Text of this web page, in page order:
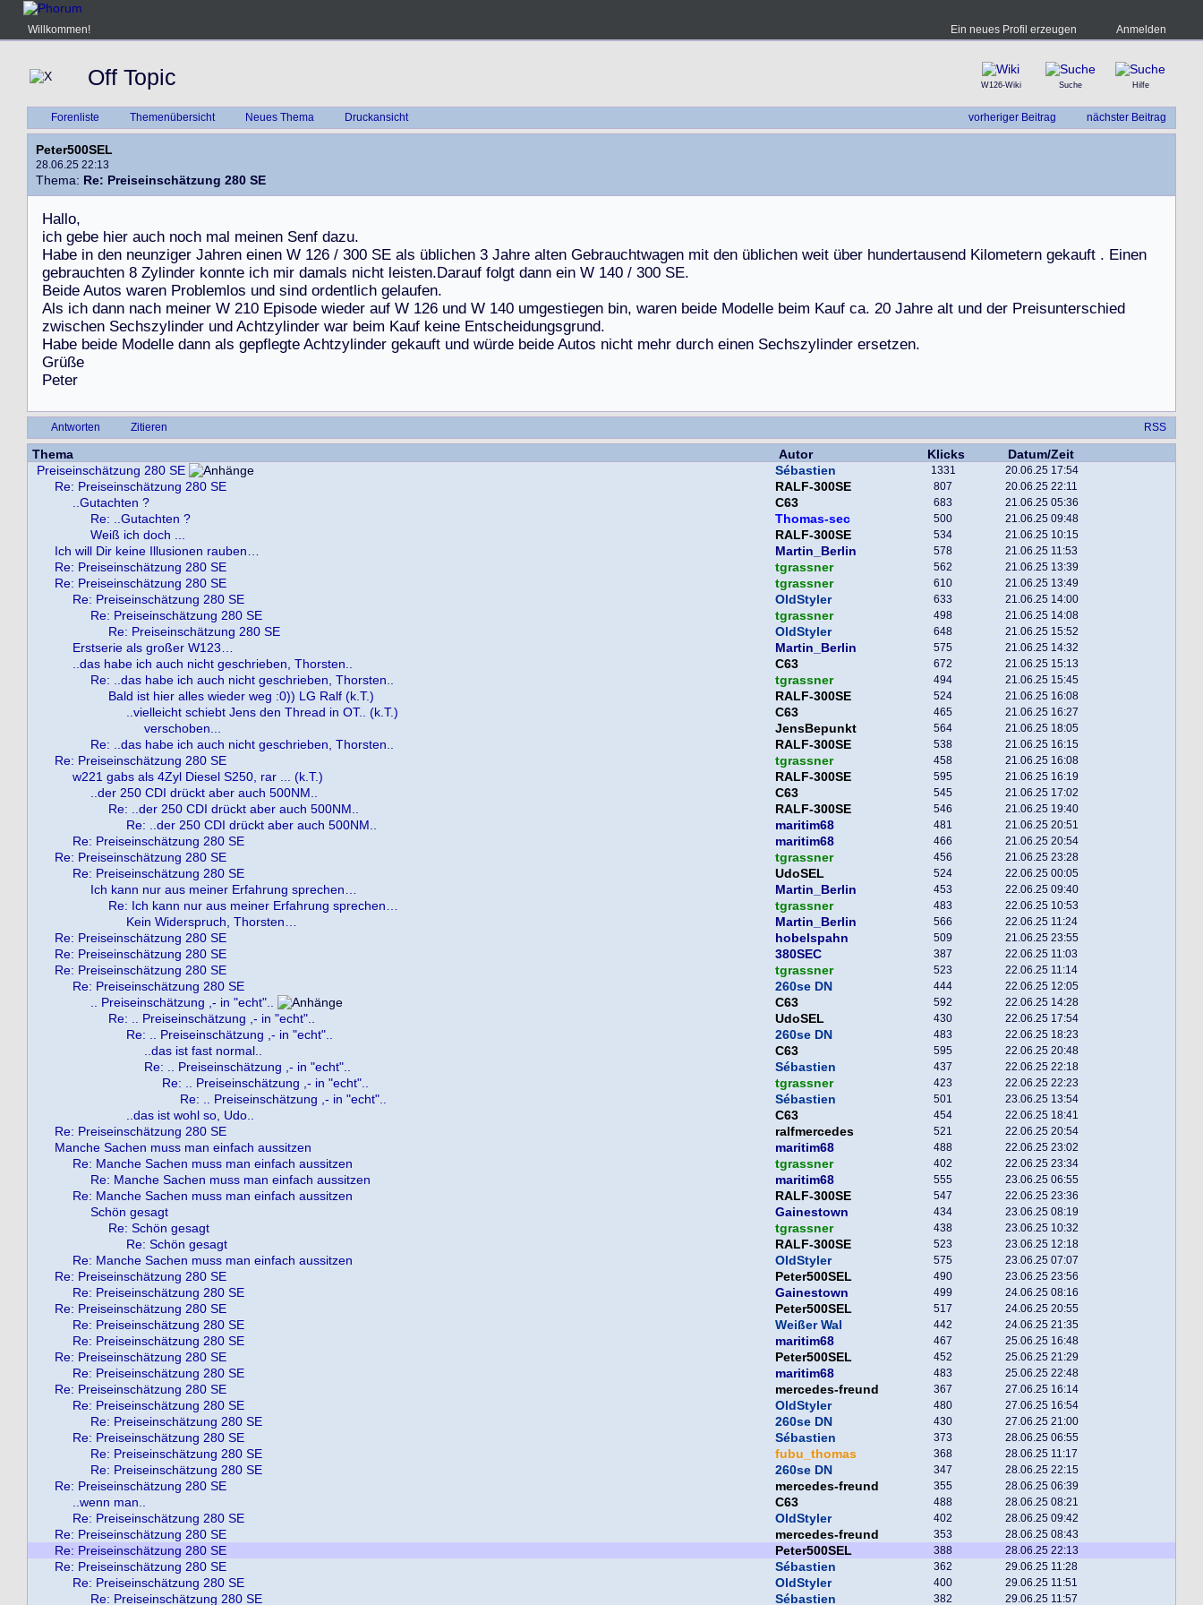
Willkommen! Ein neues Profil erzeugen Anmelden
Off Topic W126-Wiki Suche Hilfe
vorheriger Beitrag nächster Beitrag
Forenliste Themenübersicht Neues Thema Druckansicht
Peter500SEL
28.06.25 22:13
Thema: Re: Preiseinschätzung 280 SE
Hallo,
ich gebe hier auch noch mal meinen Senf dazu.
Habe in den neunziger Jahren einen W 126 / 300 SE als üblichen 3 Jahre alten Gebrauchtwagen mit den üblichen weit über hundertausend Kilometern gekauft . Einen
gebrauchten 8 Zylinder konnte ich mir damals nicht leisten.Darauf folgt dann ein W 140 / 300 SE.
Beide Autos waren Problemlos und sind ordentlich gelaufen.
Als ich dann nach meiner W 210 Episode wieder auf W 126 und W 140 umgestiegen bin, waren beide Modelle beim Kauf ca. 20 Jahre alt und der Preisunterschied
zwischen Sechszylinder und Achtzylinder war beim Kauf keine Entscheidungsgrund.
Habe beide Modelle dann als gepflegte Achtzylinder gekauft und würde beide Autos nicht mehr durch einen Sechszylinder ersetzen.
Grüße
Peter
Antworten Zitieren RSS
Thema Autor Klicks
Datum/Zeit
Preiseinschätzung 280 SE
Sébastien 1331 20.06.25 17:54
Re: Preiseinschätzung 280 SE RALF-300SE 807 20.06.25 22:11
..Gutachten ? C63 683 21.06.25 05:36
Re: ..Gutachten ? Thomas-sec 500 21.06.25 09:48
Weiß ich doch ... RALF-300SE 534 21.06.25 10:15
Ich will Dir keine Illusionen rauben… Martin_Berlin 578 21.06.25 11:53
Re: Preiseinschätzung 280 SE tgrassner 562 21.06.25 13:39
Re: Preiseinschätzung 280 SE tgrassner 610 21.06.25 13:49
Re: Preiseinschätzung 280 SE OldStyler 633 21.06.25 14:00
Re: Preiseinschätzung 280 SE tgrassner 498 21.06.25 14:08
Re: Preiseinschätzung 280 SE OldStyler 648 21.06.25 15:52
Erstserie als großer W123… Martin_Berlin 575 21.06.25 14:32
..das habe ich auch nicht geschrieben, Thorsten.. C63 672 21.06.25 15:13
Re: ..das habe ich auch nicht geschrieben, Thorsten.. tgrassner 494 21.06.25 15:45
Bald ist hier alles wieder weg :0)) LG Ralf (k.T.) RALF-300SE 524 21.06.25 16:08
..vielleicht schiebt Jens den Thread in OT.. (k.T.) C63 465 21.06.25 16:27
verschoben... JensBepunkt 564 21.06.25 18:05
Re: ..das habe ich auch nicht geschrieben, Thorsten.. RALF-300SE 538 21.06.25 16:15
Re: Preiseinschätzung 280 SE tgrassner 458 21.06.25 16:08
w221 gabs als 4Zyl Diesel S250, rar ... (k.T.) RALF-300SE 595 21.06.25 16:19
..der 250 CDI drückt aber auch 500NM.. C63 545 21.06.25 17:02
Re: ..der 250 CDI drückt aber auch 500NM.. RALF-300SE 546 21.06.25 19:40
Re: ..der 250 CDI drückt aber auch 500NM.. maritim68 481 21.06.25 20:51
Re: Preiseinschätzung 280 SE maritim68 466 21.06.25 20:54
Re: Preiseinschätzung 280 SE tgrassner 456 21.06.25 23:28
Re: Preiseinschätzung 280 SE UdoSEL 524 22.06.25 00:05
Ich kann nur aus meiner Erfahrung sprechen… Martin_Berlin 453 22.06.25 09:40
Re: Ich kann nur aus meiner Erfahrung sprechen… tgrassner 483 22.06.25 10:53
Kein Widerspruch, Thorsten… Martin_Berlin 566 22.06.25 11:24
Re: Preiseinschätzung 280 SE hobelspahn 509 21.06.25 23:55
Re: Preiseinschätzung 280 SE 380SEC 387 22.06.25 11:03
Re: Preiseinschätzung 280 SE tgrassner 523 22.06.25 11:14
Re: Preiseinschätzung 280 SE 260se DN 444 22.06.25 12:05
.. Preiseinschätzung ,- in "echt".. C63 592 22.06.25 14:28
Re: .. Preiseinschätzung ,- in "echt".. UdoSEL 430 22.06.25 17:54
Re: .. Preiseinschätzung ,- in "echt".. 260se DN 483 22.06.25 18:23
..das ist fast normal.. C63 595 22.06.25 20:48
Re: .. Preiseinschätzung ,- in "echt".. Sébastien 437 22.06.25 22:18
Re: .. Preiseinschätzung ,- in "echt".. tgrassner 423 22.06.25 22:23
Re: .. Preiseinschätzung ,- in "echt".. Sébastien 501 23.06.25 13:54
..das ist wohl so, Udo.. C63 454 22.06.25 18:41
Re: Preiseinschätzung 280 SE ralfmercedes 521 22.06.25 20:54
Manche Sachen muss man einfach aussitzen maritim68 488 22.06.25 23:02
Re: Manche Sachen muss man einfach aussitzen tgrassner 402 22.06.25 23:34
Re: Manche Sachen muss man einfach aussitzen maritim68 555 23.06.25 06:55
Re: Manche Sachen muss man einfach aussitzen RALF-300SE 547 22.06.25 23:36
Schön gesagt Gainestown 434 23.06.25 08:19
Re: Schön gesagt tgrassner 438 23.06.25 10:32
Re: Schön gesagt RALF-300SE 523 23.06.25 12:18
Re: Manche Sachen muss man einfach aussitzen OldStyler 575 23.06.25 07:07
Re: Preiseinschätzung 280 SE Peter500SEL 490 23.06.25 23:56
Re: Preiseinschätzung 280 SE Gainestown 499 24.06.25 08:16
Re: Preiseinschätzung 280 SE Peter500SEL 517 24.06.25 20:55
Re: Preiseinschätzung 280 SE Weißer Wal 442 24.06.25 21:35
Re: Preiseinschätzung 280 SE maritim68 467 25.06.25 16:48
Re: Preiseinschätzung 280 SE Peter500SEL 452 25.06.25 21:29
Re: Preiseinschätzung 280 SE maritim68 483 25.06.25 22:48
Re: Preiseinschätzung 280 SE mercedes-freund 367 27.06.25 16:14
Re: Preiseinschätzung 280 SE OldStyler 480 27.06.25 16:54
Re: Preiseinschätzung 280 SE 260se DN 430 27.06.25 21:00
Re: Preiseinschätzung 280 SE Sébastien 373 28.06.25 06:55
Re: Preiseinschätzung 280 SE fubu_thomas 368 28.06.25 11:17
Re: Preiseinschätzung 280 SE 260se DN 347 28.06.25 22:15
Re: Preiseinschätzung 280 SE mercedes-freund 355 28.06.25 06:39
..wenn man.. C63 488 28.06.25 08:21
Re: Preiseinschätzung 280 SE OldStyler 402 28.06.25 09:42
Re: Preiseinschätzung 280 SE mercedes-freund 353 28.06.25 08:43
Re: Preiseinschätzung 280 SE Peter500SEL 388 28.06.25 22:13
Re: Preiseinschätzung 280 SE Sébastien 362 29.06.25 11:28
Re: Preiseinschätzung 280 SE OldStyler 400 29.06.25 11:51
Re: Preiseinschätzung 280 SE Sébastien 382 29.06.25 11:57